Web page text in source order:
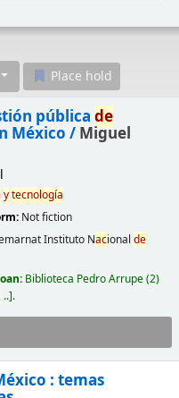
Place hold
públicade
México / Miguel
ytecnología
Not fiction
Instituto Nacional de
Biblioteca Pedro Arrupe(2)
.. .
: temas